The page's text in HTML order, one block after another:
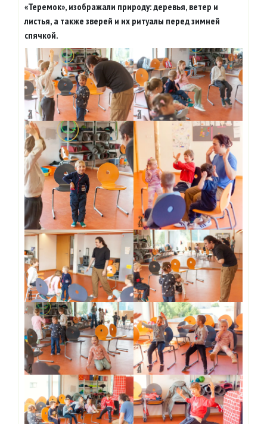
«Теремок», изображали природу: деревья, ветер и
листья, а также зверей и их ритуалы перед зимней
спячкой.